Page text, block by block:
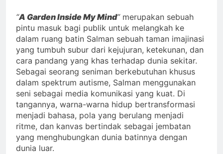
“A Garden Inside My Mind” merupakan sebuah
pintu masuk bagi publik untuk melangkah ke
dalam ruang batin Salman sebuah taman imajinasi
yang tumbuh subur dari kejujuran, ketekunan, dan
cara pandang yang khas terhadap dunia sekitar.
Sebagai seorang seniman berkebutuhan khusus
dalam spektrum autisme, Salman menggunakan
seni sebagai media komunikasi yang kuat. Di
tangannya, warna-warna hidup bertransformasi
menjadi bahasa, pola yang berulang menjadi
ritme, dan kanvas bertindak sebagai jembatan
yang menghubungkan dunia batinnya dengan
dunia luar.